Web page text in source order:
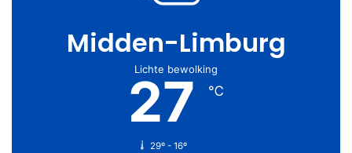
Midden-Limburg
Lichte bewolking
27 ℃
29º - 16º